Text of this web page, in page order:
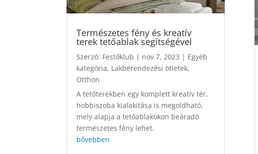
Természetes fény és kreatív
terek tetőablak segítségével
Szerző: Festőklub | nov 7, 2023 | Egyéb
kategória, Lakberendezési ötletek,
Otthon
A tetőterekben egy komplett kreatív tér,
hobbiszoba kialakítása is megoldható,
mely alapja a tetőablakokon beáradó
természetes fény lehet.
bővebben